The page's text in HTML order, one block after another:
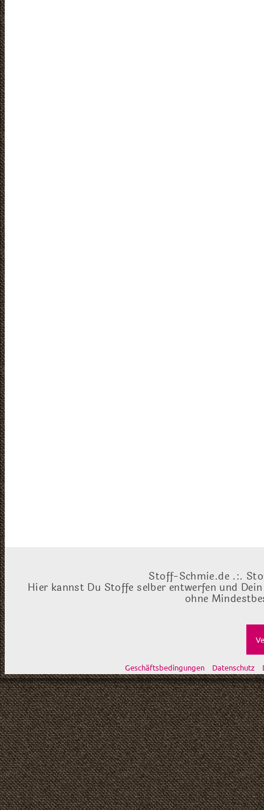
Stoff-Schmie.de .:.
Hier kannst Du Stoffe selber entwerfen und
ohne
Geschäftsbedingungen Datenschutz